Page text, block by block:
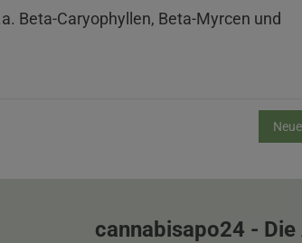
Beta-Caryophyllen, Beta-Myrcen und
cannabisapo24 -